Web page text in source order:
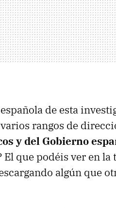
de esta
rangos de
y del Gobierno
que podéis ver en la
algún que